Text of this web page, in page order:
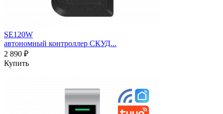
SE120W
автономный контроллер СКУД...
2 890 ₽
Купить